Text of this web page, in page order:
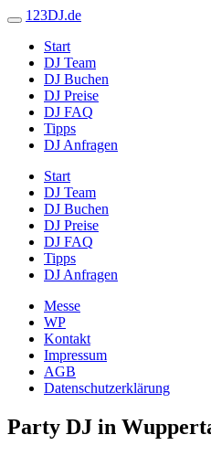
123DJ.de
Start
DJ Team
DJ Buchen
DJ Preise
DJ FAQ
Tipps
DJ Anfragen
Start
DJ Team
DJ Buchen
DJ Preise
DJ FAQ
Tipps
DJ Anfragen
Messe
WP
Kontakt
Impressum
AGB
Datenschutzerklärung
Party DJ in